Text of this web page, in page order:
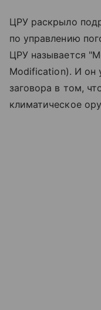
ЦРУ раскрыло
по управлению
ЦРУ называется
Modification). И он
заговора в том,
климатическое